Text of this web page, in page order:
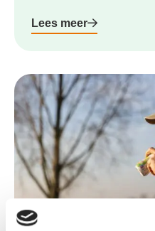
Lees meer